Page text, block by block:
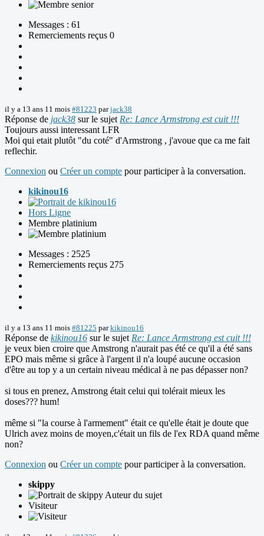
Messages : 61
Remerciements reçus 0
il y a 13 ans 11 mois #81223 parjack38
Réponse de jack38 sur le sujet Re: Lance Armstrong est cuit !!!
Toujours aussi interessant LFR
Moi qui etait plutôt "du coté" d'Armstrong , j'avoue que ca me fait
reflechir.
Connexion ou Créer un compte pour participer à la conversation.
kikinou16
Hors Ligne
Membre platinium
Messages : 2525
Remerciements reçus 275
il y a 13 ans 11 mois #81225 parkikinou16
Réponse de kikinou16 sur le sujet Re: Lance Armstrong est cuit !!!
je veux bien croire que Amstrong n'aurait pas été ce qu'il a été sans
EPO mais même si grâce à l'argent il n'a loupé aucune occasion
d'être au top y a un certain niveau médical à ne pas dépasser non?
si tous en prenez, Amstrong était celui qui tolérait mieux les
doses??? hum!
même si "la course à l'armement" était ce qu'elle était je doute que
Ulrich avez moins de moyen,c'était un fils de l'ex RDA quand même
non?
Connexion ou Créer un compte pour participer à la conversation.
skippy
Auteur du sujet
Visiteur